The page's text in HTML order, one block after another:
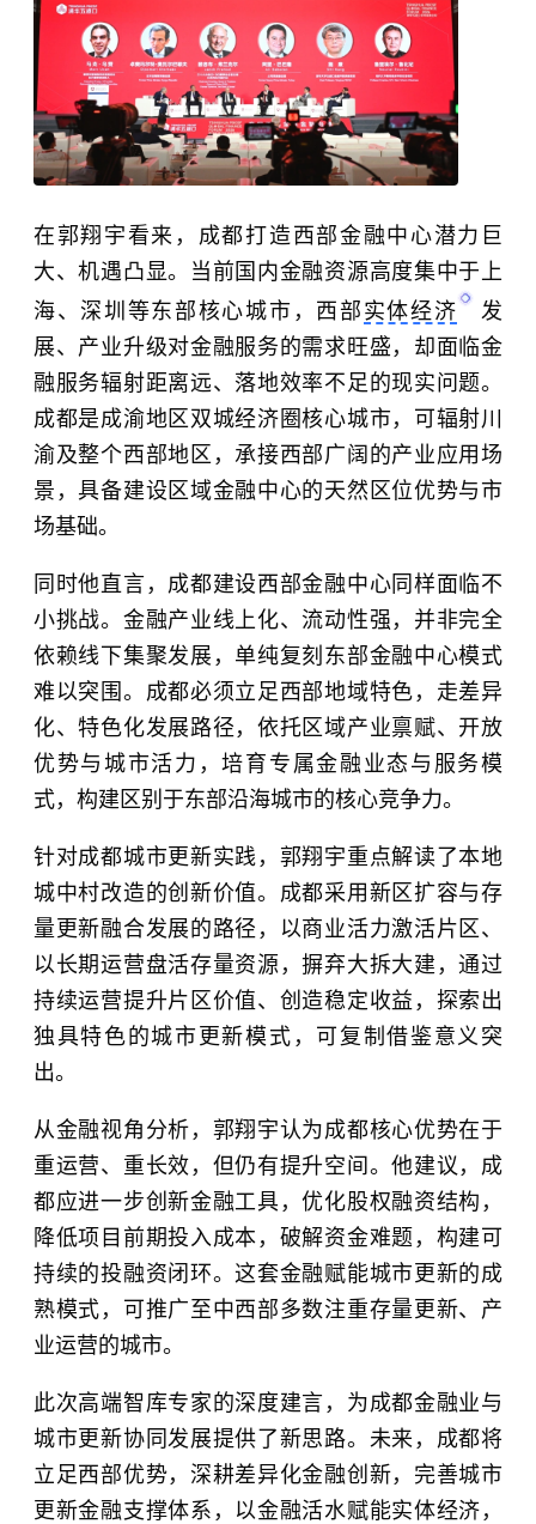
在郭翔宇看来，成都打造西部金融中心潜力巨
大、机遇凸显。当前国内金融资源高度集中于上
海、深圳等东部核心城市，西部 实体经济
发
展、产业升级对金融服务的需求旺盛，却面临金
融服务辐射距离远、落地效率不足的现实问题。
成都是成渝地区双城经济圈核心城市，可辐射川
渝及整个西部地区，承接西部广阔的产业应用场
景，具备建设区域金融中心的天然区位优势与市
场基础。
同时他直言，成都建设西部金融中心同样面临不
小挑战。金融产业线上化、流动性强，并非完全
依赖线下集聚发展，单纯复刻东部金融中心模式
难以突围。成都必须立足西部地域特色，走差异
化、特色化发展路径，依托区域产业禀赋、开放
优势与城市活力，培育专属金融业态与服务模
式，构建区别于东部沿海城市的核心竞争力。
针对成都城市更新实践，郭翔宇重点解读了本地
城中村改造的创新价值。成都采用新区扩容与存
量更新融合发展的路径，以商业活力激活片区、
以长期运营盘活存量资源，摒弃大拆大建，通过
持续运营提升片区价值、创造稳定收益，探索出
独具特色的城市更新模式，可复制借鉴意义突
出。
从金融视角分析，郭翔宇认为成都核心优势在于
重运营、重长效，但仍有提升空间。他建议，成
都应进一步创新金融工具，优化股权融资结构，
降低项目前期投入成本，破解资金难题，构建可
持续的投融资闭环。这套金融赋能城市更新的成
熟模式，可推广至中西部多数注重存量更新、产
业运营的城市。
此次高端智库专家的深度建言，为成都金融业与
城市更新协同发展提供了新思路。未来，成都将
立足西部优势，深耕差异化金融创新，完善城市
更新金融支撑体系，以金融活水赋能实体经济，